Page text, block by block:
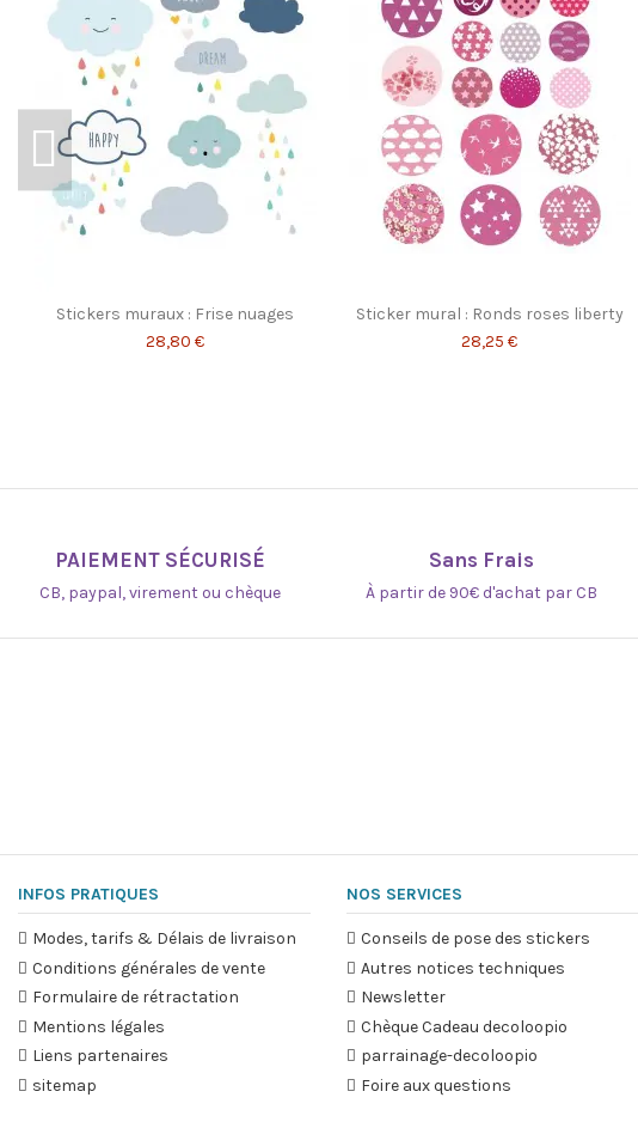
Origine
Engagement
Référence319DG3
ean133701084795536
Stickers muraux : Frise nuages
28,80 €
Sticker mural : Ronds roses liberty
28,25 €
PAIEMENT SÉCURISÉ
CB, paypal, virement ou chèque
Sans Frais
À partir de 90€ d'achat par CB
INFOS PRATIQUES
Modes, tarifs & Délais de livraison
Conditions générales de vente
Formulaire de rétractation
Mentions légales
Liens partenaires
sitemap
NOS SERVICES
Conseils de pose des stickers
Autres notices techniques
Newsletter
Chèque Cadeau decoloopio
parrainage-decoloopio
Foire aux questions